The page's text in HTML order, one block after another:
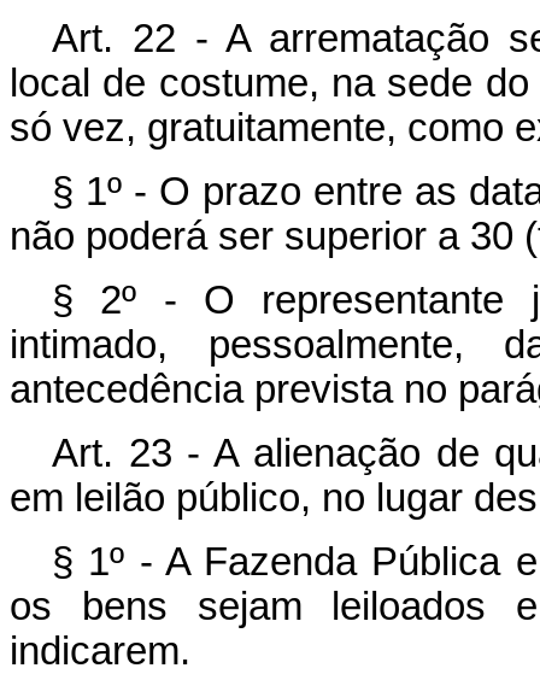
Art. 22 - A arrematação
local de costume, na sede
só vez, gratuitamente, como
§ 1º - O prazo entre as
não poderá ser superior a 30
§ 2º - O representante
intimado,
antecedência prevista no
Art. 23 - A alienação de
em leilão público, no lugar
§ 1º - A Fazenda Pública
os bens sejam leiloados
indicarem.